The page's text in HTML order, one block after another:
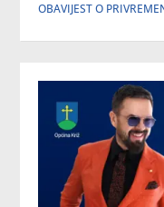
OBAVIJEST O